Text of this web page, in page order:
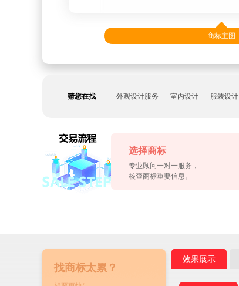
商标主图
猜您在找 外观设计服务 室内设计 服装设计
选择商标
专业顾问一对一服务，
核查商标重要信息。
找商标太累？
效果展示